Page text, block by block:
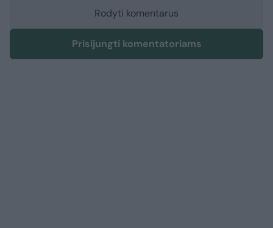
Rodyti komentarus
Prisijungti komentatoriams